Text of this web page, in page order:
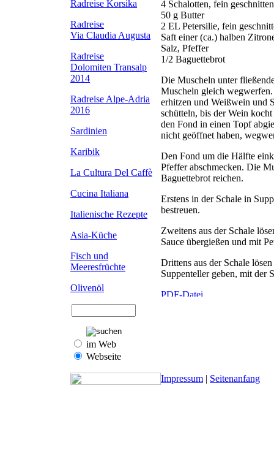
Radreise Korsika
Radreise
Via Claudia Augusta
Radreise
Dolomiten Transalp
2014
Radreise Alpe-Adria
2016
Sardinien
Karibik
La Cultura Del Caffè
Cucina Italiana
Italienische Rezepte
Asia-Küche
Fisch und
Meeresfrüchte
Olivenöl
im Web
Webseite
4 Schalotten, fein geschnitten
50 g Butter
2 EL Petersilie, fein
Saft einer (ca.) halben
Salz, Pfeffer
1/2 Baguettebrot
Die Muscheln unter
Muscheln gleich
erhitzen und Weißwein und
schütteln, bis der Wein
den Fond in einen Topf
nicht geöffnet haben,
Den Fond um die Hälfte
Pfeffer abschmecken. Die
Baguettebrot reichen.
Erstens in der Schale in
bestreuen.
Zweitens aus der Schale
Sauce übergießen und mit
Drittens aus der Schale
Suppenteller geben, mit der
Impressum | Seitenanfang